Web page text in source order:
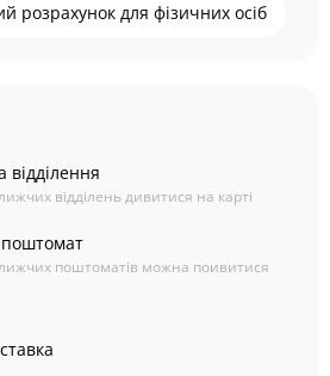
розрахунок для фізичних осіб
відділення
відділень дивитися на карті
поштоматів можна поивитися